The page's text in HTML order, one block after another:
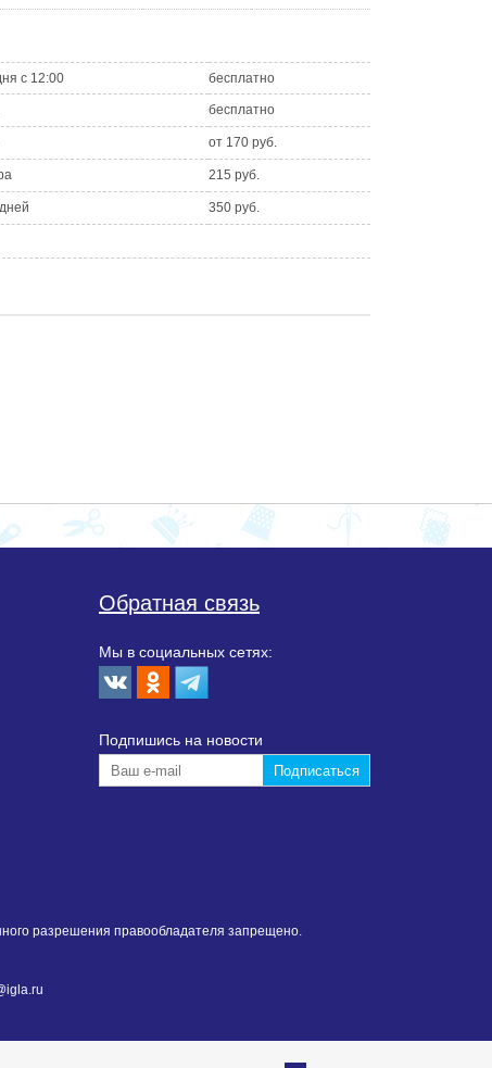
с 12:00 бесплатно
бесплатно
от 170 руб.
215 руб.
350 руб.
Обратная связь
Мы в социальных сетях:
Подпишиcь на новости
разрешения правообладателя запрещено.